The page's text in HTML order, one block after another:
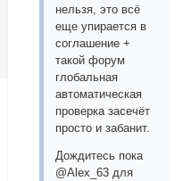
нельзя, это всё
еще упирается в
соглашение +
такой форум
глобальная
автоматическая
проверка засечёт
просто и забанит.
Дождитесь пока
@Alex_63 для